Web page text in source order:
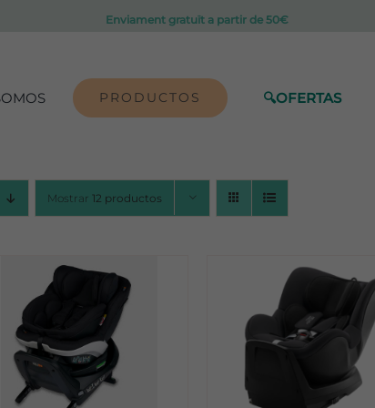
Enviament gratuït a partir de 50€
PRODUCTOS 🔍OFERTAS
Mostrar 12 productos
ADD TO CART
DETALLES
ADD TO CART
DETALLES